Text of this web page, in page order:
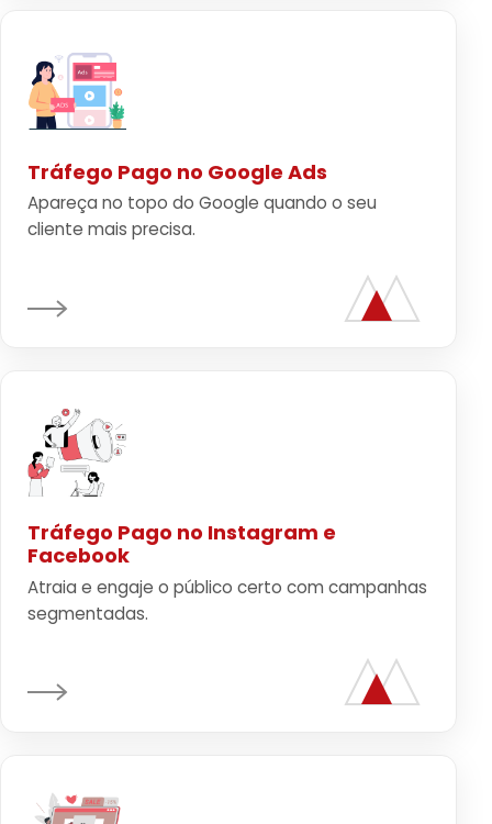
Tráfego Pago no Google Ads
Apareça no topo do Google quando o seu
cliente mais precisa.
Tráfego Pago no Instagram e
Facebook
Atraia e engaje o público certo com campanhas
segmentadas.